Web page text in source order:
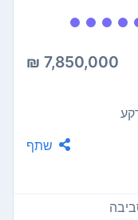
7,850,000 ₪
שתף